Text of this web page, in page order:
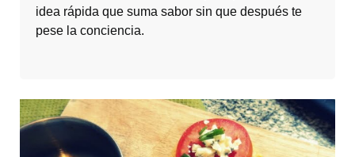
idea rápida que suma sabor sin que después te
pese la conciencia.